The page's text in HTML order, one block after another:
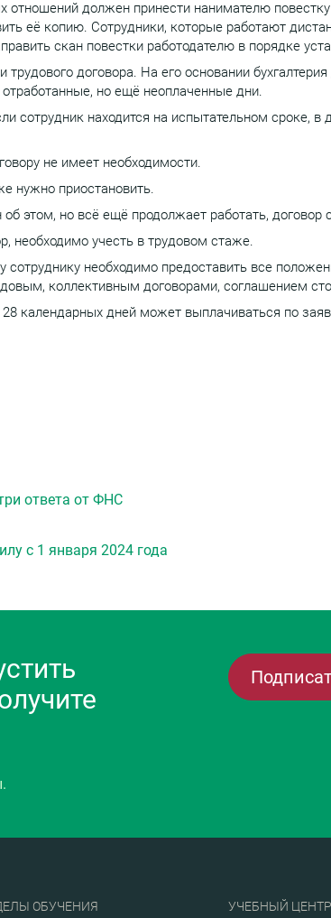
должен принести нанимателю
её копию. Сотрудники, которые работают
скан повестки работодателю в порядке
трудового договора. На его основании
но ещё неоплаченные дни.
сотрудник находится на испытательном сроке,
не имеет необходимости.
нужно приостановить.
этом, но всё ещё продолжает работать, договор
необходимо учесть в трудовом стаже.
сотруднику необходимо предоставить все
коллективным договорами, соглашением
календарных дней может выплачиваться по
ответа от ФНС
с 1 января 2024 года
ОБУЧЕНИЯ УЧЕБНЫЙ ЦЕНТР